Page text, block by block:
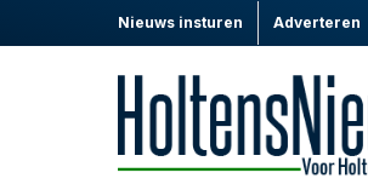
Nieuws insturen Adverteren